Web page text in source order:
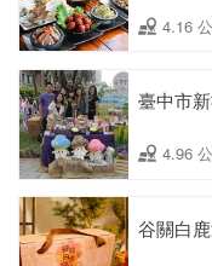
4.16
臺中市
4.96
谷關白